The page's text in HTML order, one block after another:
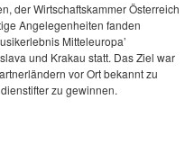
der Wirtschaftskammer Österreich
Angelegenheiten fanden
Mitteleuropa’
und Krakau statt. Das Ziel war
vor Ort bekannt zu
zu gewinnen.